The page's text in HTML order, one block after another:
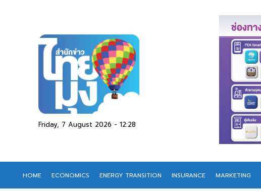
Friday, 7 August 2026 - 12:28
HOME ECONOMICS ENERGY TRANSITION INSURANCE MARKETING